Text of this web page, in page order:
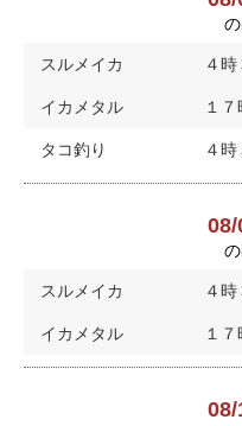
スルメイカ ４
イカメタル １
タコ釣り ４
08/
スルメイカ ４
イカメタル １
08/